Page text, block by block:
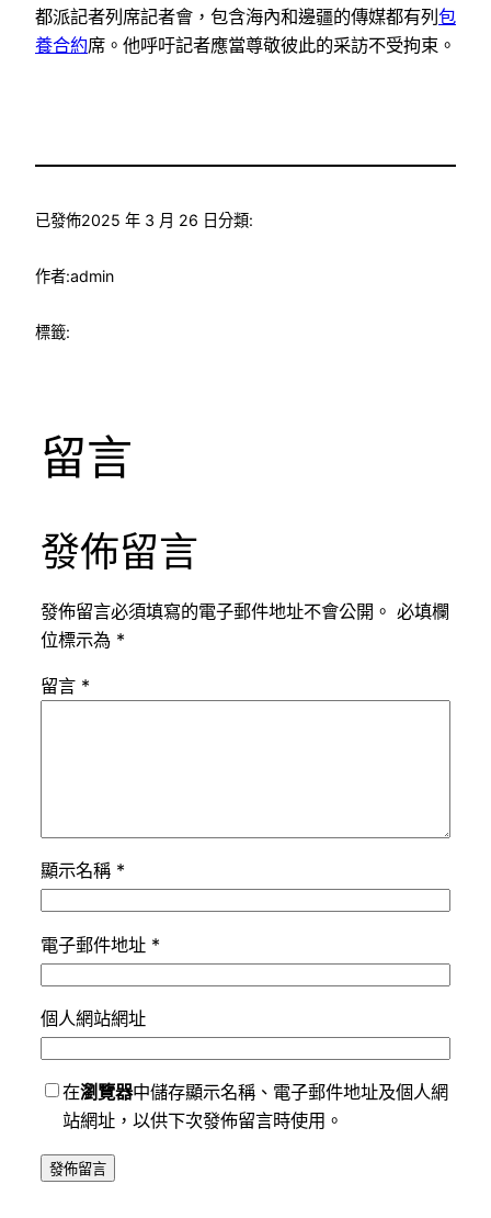
都派記者列席記者會，包含海內和邊疆的傳媒都有列包
養合約席。他呼吁記者應當尊敬彼此的采訪不受拘束。
已發佈2025 年 3 月 26 日分類:
作者:admin
標籤:
留言
發佈留言
發佈留言必須填寫的電子郵件地址不會公開。 必填欄
位標示為 *
留言 *
顯示名稱 *
電子郵件地址 *
個人網站網址
在瀏覽器中儲存顯示名稱、電子郵件地址及個人網
站網址，以供下次發佈留言時使用。